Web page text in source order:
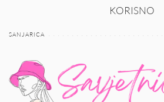
KORISNO
SANJARICA